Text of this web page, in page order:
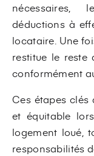
nécessaires,
déductions à
locataire. Une
restitue le
conformément
Ces étapes clés
et équitable
logement loué,
responsabilités